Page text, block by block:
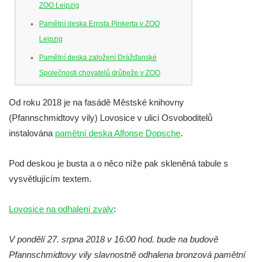
ZOO Leipzig
Pamětní deska Ernsta Pinkerta v ZOO
Leipzig
Pamětní deska založení Drážďanské
Společnosti chovatelů drůbeže v ZOO
Dresden
Pamětní deska Josefa Hory na jeho rodném
domě v Dobříni
Pamětní deska Emmanuela Karsche na
Česká pamětní deska Johanna Wolfganga
Německá pamětní deska Johanna
Pamětní deska Ondřeje Hese severně od
Mezné
Od roku 2018 je na fasádě Městské knihovny
(Pfannschmidtovy vily) Lovosice v ulici Osvoboditelů
instalována pamětní deska Alfonse Dopsche.
Pod deskou je busta a o něco níže pak skleněná tabule s
vysvětlujícím textem.
Lovosice na odhalení zvaly:
V pondělí 27. srpna 2018 v 16:00 hod. bude na budově
Pfannschmidtovy vily slavnostně odhalena bronzová pamětní